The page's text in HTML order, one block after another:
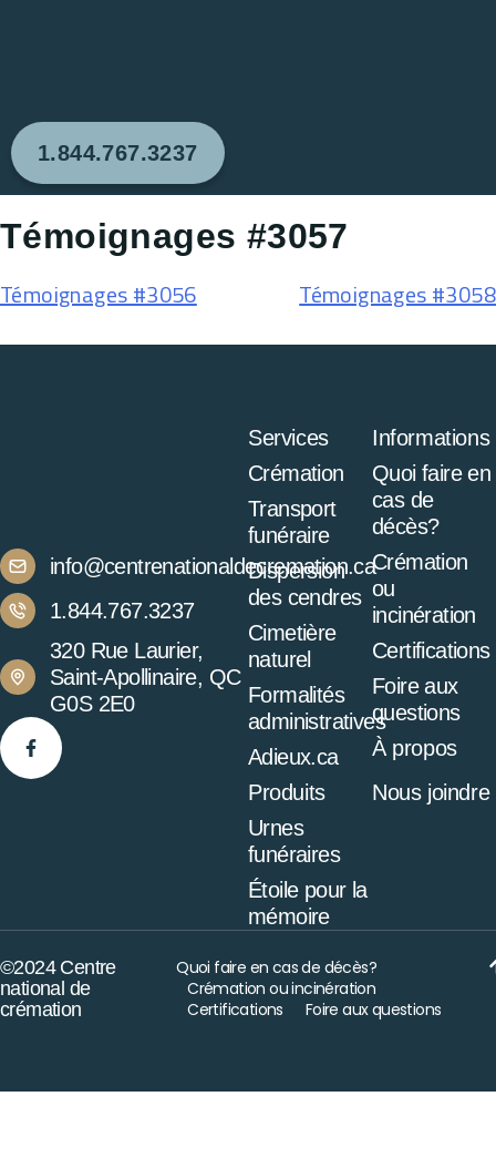
1.844.767.3237
Témoignages #3057
Témoignages #3056 Témoignages #3058
info@centrenationaldecremation.ca
1.844.767.3237
320 Rue Laurier,
Saint-Apollinaire, QC
G0S 2E0
Services
Crémation
Transport
funéraire
Dispersion
des cendres
Cimetière
naturel
Formalités
administratives
Adieux.ca
Produits
Urnes
funéraires
Étoile pour la
mémoire
Informations
Quoi faire en
cas de
décès?
Crémation
ou
incinération
Certifications
Foire aux
questions
À propos
Nous joindre
©2024 Centre
national de
crémation
Quoi faire en cas de décès?
Crémation ou incinération
Certifications
Foire aux questions